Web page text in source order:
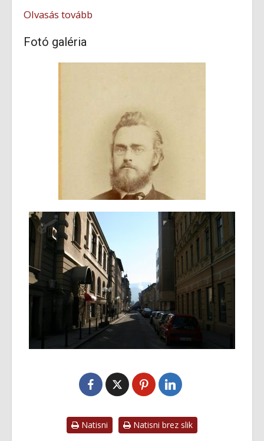
Olvasás tovább
Fotó galéria
Natisni Natisni brez slik